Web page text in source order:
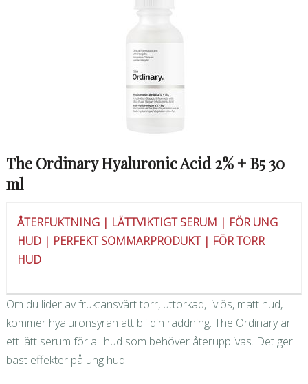
The Ordinary Hyaluronic Acid 2% + B5 30
ml
ÅTERFUKTNING | LÄTTVIKTIGT SERUM | FÖR UNG
HUD | PERFEKT SOMMARPRODUKT | FÖR TORR
HUD
Om du lider av fruktansvärt torr, uttorkad, livlös, matt hud,
kommer hyaluronsyran att bli din räddning. The Ordinary är
ett lätt serum för all hud som behöver återupplivas. Det ger
bäst effekter på ung hud.